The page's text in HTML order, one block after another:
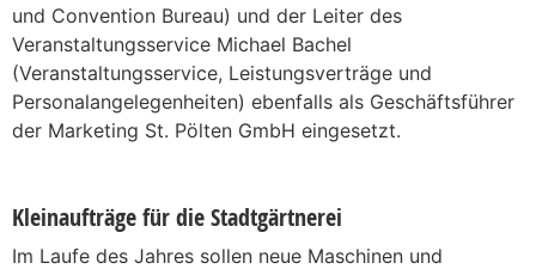
und Convention Bureau) und der Leiter des
Veranstaltungsservice Michael Bachel
(Veranstaltungsservice, Leistungsverträge und
Personalangelegenheiten) ebenfalls als Geschäftsführer
der Marketing St. Pölten GmbH eingesetzt.
Kleinaufträge für die Stadtgärtnerei
Im Laufe des Jahres sollen neue Maschinen und